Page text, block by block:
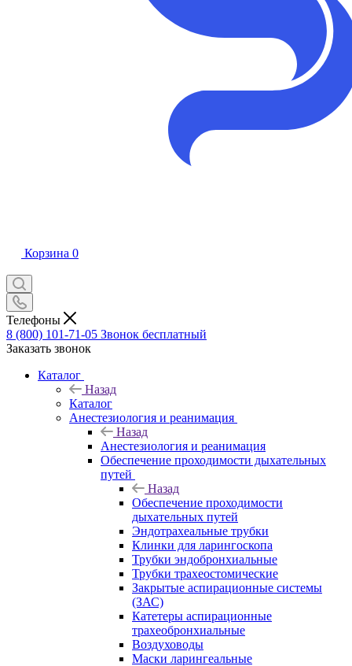
Корзина 0
Телефоны
8 (800) 101-71-05 Звонок бесплатный
Заказать звонок
Каталог
Назад
Каталог
Анестезиология и реанимация
Назад
Анестезиология и реанимация
Обеспечение проходимости дыхательных
путей
Назад
Обеспечение проходимости
дыхательных путей
Эндотрахеальные трубки
Клинки для ларингоскопа
Трубки эндобронхиальные
Трубки трахеостомические
Закрытые аспирационные системы
(ЗАС)
Катетеры аспирационные
трахеобронхиальные
Воздуховоды
Маски ларингеальные